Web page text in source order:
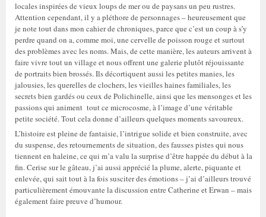
locales inspirées de vieux loups de mer ou de paysans un peu rustres.
Attention cependant, il y a pléthore de personnages – heureusement que
je note tout dans mon cahier de chroniques, parce que c’est un coup à s’y
perdre quand on a, comme moi, une cervelle de poisson rouge et surtout
des problèmes avec les noms. Mais, de cette manière, les auteurs arrivent à
faire vivre tout un village et nous offrent une galerie plutôt réjouissante
de portraits bien brossés. Ils décortiquent aussi les petites manies, les
jalousies, les querelles de clochers, les vieilles haines familiales, les
secrets bien gardés ou ceux de Polichinelle, ainsi que les mensonges et les
passions qui animent tout ce microcosme, à l’image d’une véritable
petite société. Tout cela donne d’ailleurs quelques moments savoureux.
L’histoire est pleine de fantaisie, l’intrigue solide et bien construite, avec
du suspense, des retournements de situation, des fausses pistes qui nous
tiennent en haleine, ce qui m’a valu la surprise d’être happée du début à la
fin. Cerise sur le gâteau, j’ai aussi apprécié la plume, alerte, piquante et
enlevée, qui sait tout à la fois susciter des émotions – j’ai d’ailleurs trouvé
particulièrement émouvante la discussion entre Catherine et Erwan – mais
également faire preuve d’humour.